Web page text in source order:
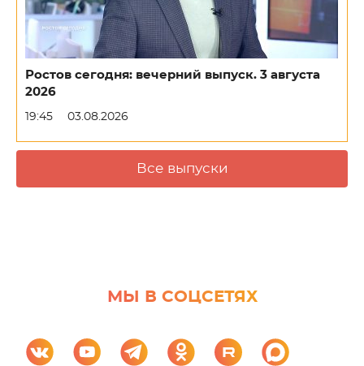
Ростов сегодня: вечерний выпуск. 3 августа
2026
19:45 03.08.2026
Все выпуски
МЫ В СОЦСЕТЯХ